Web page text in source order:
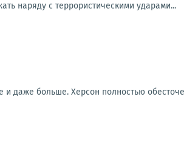
наряду с террористическими ударами...
и даже больше. Херсон полностью